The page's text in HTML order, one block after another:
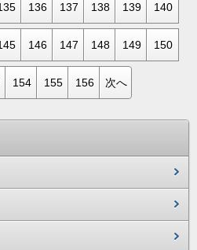
136 137 138 139 140
146 147 148 149 150
154 155 156 次へ